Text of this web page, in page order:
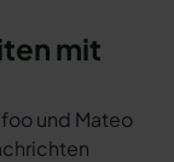
mit
und Mateo